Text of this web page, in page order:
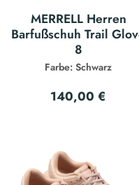
MERRELL Herren
Barfußschuh Trail
8
Farbe: Schwarz
140,00 €